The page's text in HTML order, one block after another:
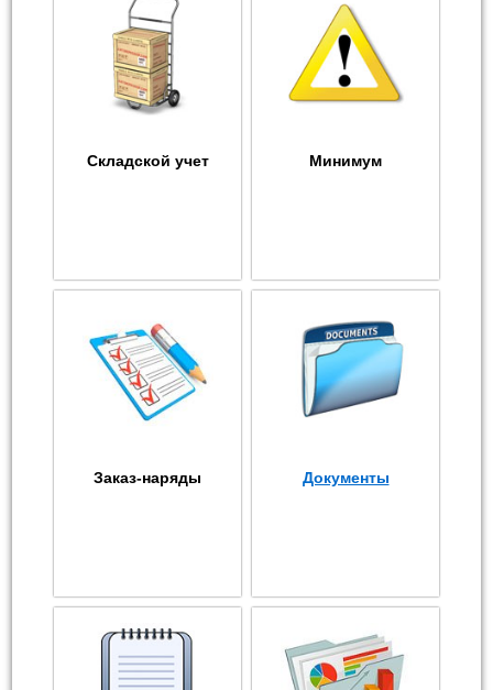
Складской учет Минимум
Заказ-наряды Документы